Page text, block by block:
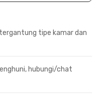
tipe kamar dan
hubungi/chat